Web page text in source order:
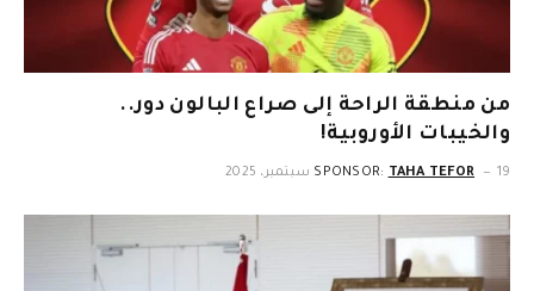
من منطقة الراحة إلى صراع البالون دور..
والخيبات الأوروبية!
SPONSOR: TAHA TEFOR 19 سبتمبر، 2025